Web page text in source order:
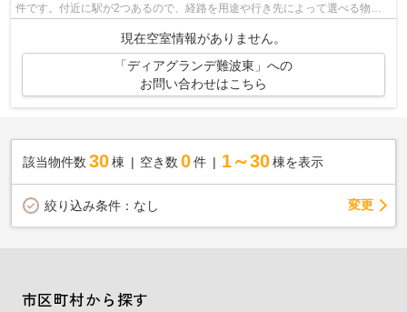
件です。付近に駅が2つあるので、経路を用途や行き先によって選べる物件
です。共用部には敷地内ごみ置き場・エ...
現在空室情報がありません。
「ディアグランデ難波東」への
お問い合わせはこちら
該当物件数 30棟 空き数 0 件 1～30 棟を表示
絞り込み条件： なし 変更
市区町村から探す